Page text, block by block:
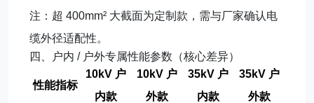
注：超 400mm² 大截面为定制款，需与厂家确认电
缆外径适配性。
四、户内 / 户外专属性能参数（核心差异）
性能指标
10kV 户
内款
10kV 户
外款
35kV 户
内款
35kV 户
外款